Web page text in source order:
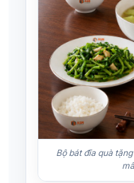
Bộ bát đĩa quà